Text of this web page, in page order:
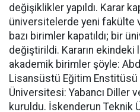
değişiklikler yapıldı. Karar
üniversitelerde yeni fakülte
bazı birimler kapatıldı; bir
değiştirildi. Kararın
akademik birimler şöyle:
Lisansüstü Eğitim
Üniversitesi: Yabancı Diller
kuruldu. İskenderun Teknik